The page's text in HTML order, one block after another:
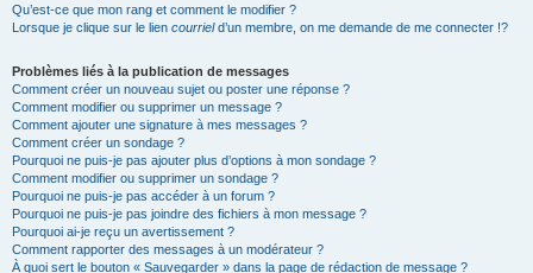
Qu’est-ce que mon rang et comment le modifier ?
Lorsque je clique sur le lien courrield’un membre, on me demande de me connecter !?
Problèmes liés à la publication de messages
Comment créer un nouveau sujet ou poster une réponse ?
Comment modifier ou supprimer un message ?
Comment ajouter une signature à mes messages ?
Comment créer un sondage ?
Pourquoi ne puis-je pas ajouter plus d’options à mon sondage ?
Comment modifier ou supprimer un sondage ?
Pourquoi ne puis-je pas accéder à un forum ?
Pourquoi ne puis-je pas joindre des fichiers à mon message ?
Pourquoi ai-je reçu un avertissement ?
Comment rapporter des messages à un modérateur ?
À quoi sert le bouton « Sauvegarder » dans la page de rédaction de message ?